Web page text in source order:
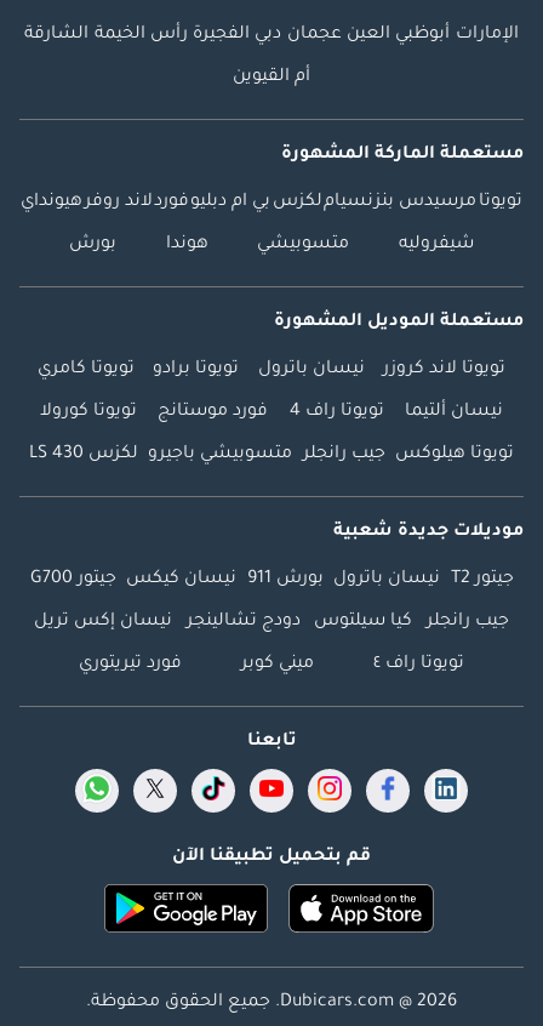
الإمارات أبوظبي العين عجمان دبي الفجيرة رأس الخيمة الشارقة
أم القيوين
مستعملة الماركة المشهورة
تويوتا مرسيدس بنزنسياملكزس بي ام دبليوفوردلاند روفرهيونداي
شيفروليه متسوبيشي هوندا بورش
مستعملة الموديل المشهورة
تويوتا لاند كروزر نيسان باترول تويوتا برادو تويوتا كامري
نيسان ألتيما تويوتا راف 4 فورد موستانج تويوتا كورولا
تويوتا هيلوكس جيب رانجلر متسوبيشي باجيرو لكزس LS 430
موديلات جديدة شعبية
جيتور T2 نيسان باترول بورش 911 نيسان كيكس جيتور G700
جيب رانجلر كيا سيلتوس دودج تشالينجر نيسان إكس تريل
تويوتا راف ٤ ميني كوبر فورد تيريتوري
تابعنا
قم بتحميل تطبيقنا الآن
Dubicars.com @ 2026. جميع الحقوق محفوظة.